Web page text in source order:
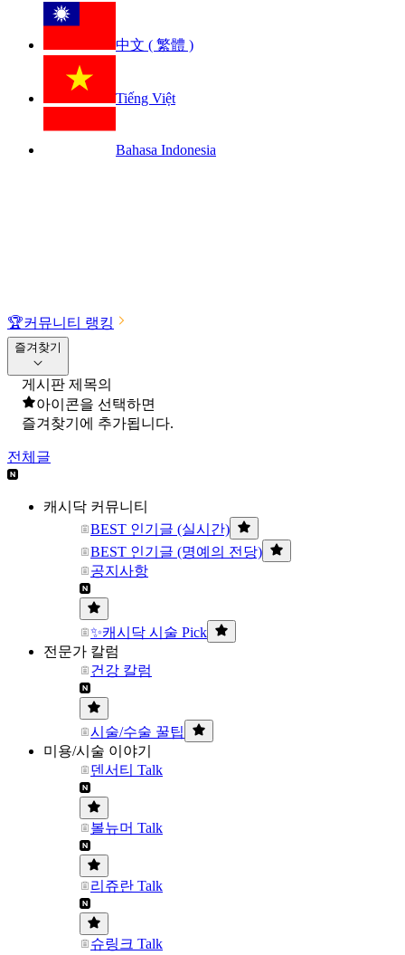
中文 ( 繁體 )
Tiếng Việt
Bahasa Indonesia
🏆커뮤니티 랭킹
즐겨찾기
게시판 제목의
아이콘을 선택하면
즐겨찾기에 추가됩니다.
전체글
캐시닥 커뮤니티
BEST 인기글 (실시간)
BEST 인기글 (명예의 전당)
공지사항
✨캐시닥 시술 Pick
전문가 칼럼
건강 칼럼
시술/수술 꿀팁
미용/시술 이야기
덴서티 Talk
볼뉴머 Talk
리쥬란 Talk
슈링크 Talk